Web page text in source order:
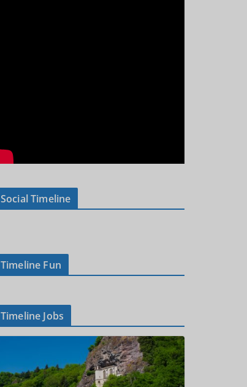
Social Timeline
Timeline Fun
Timeline Jobs